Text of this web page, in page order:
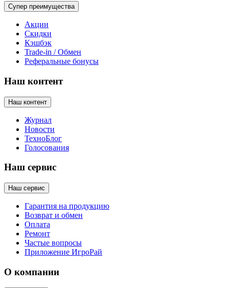
Супер преимущества
Акции
Скидки
Кэшбэк
Trade-in / Обмен
Реферальные бонусы
Наш контент
Наш контент
Журнал
Новости
ТехноБлог
Голосования
Наш сервис
Наш сервис
Гарантия на продукцию
Возврат и обмен
Оплата
Ремонт
Частые вопросы
Приложение ИгроРай
О компании